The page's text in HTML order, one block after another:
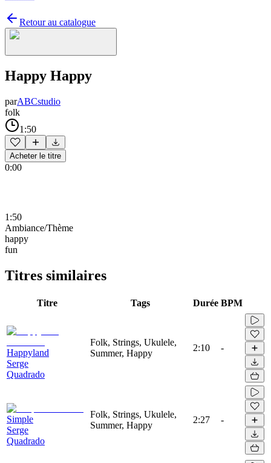
Retour au catalogue
Happy Happy
parABCstudio
folk
1:50
Acheter le titre
0:00
1:50
Ambiance/Thème
happy
fun
Titres similaires
Titre Tags Durée BPM
Happyland
Serge
Quadrado
Folk, Strings, Ukulele,
Summer, Happy
2:10 -
Simple
Serge
Quadrado
Folk, Strings, Ukulele,
Summer, Happy
2:27 -